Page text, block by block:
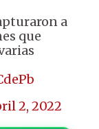
a
que
2, 2022